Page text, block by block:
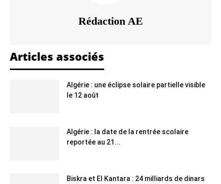
Rédaction AE
Articles associés
Algérie : une éclipse solaire partielle visible
le 12 août
Algérie : la date de la rentrée scolaire
reportée au 21...
Biskra et El Kantara : 24 milliards de dinars